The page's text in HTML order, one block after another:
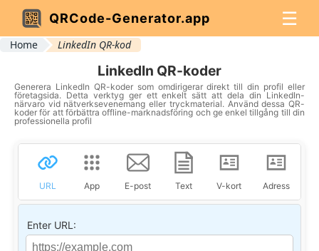
QRCode-Generator.app ☰
Home LinkedIn QR-kod
LinkedIn QR-koder
Generera LinkedIn QR-koder som omdirigerar direkt till din profil eller
företagsida. Detta verktyg ger ett enkelt sätt att dela din LinkedIn-
närvaro vid nätverksevenemang eller tryckmaterial. Använd dessa QR-
koder för att förbättra offline-marknadsföring och ge enkel tillgång till din
professionella profil
URL App E-post Text V-kort Adress
Enter URL: